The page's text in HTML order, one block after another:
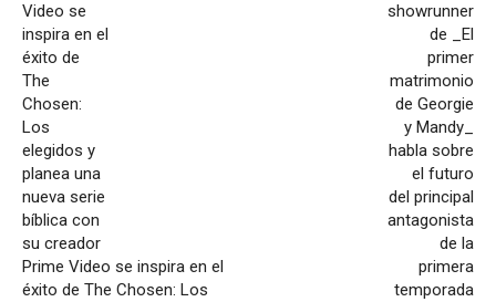
Prime Video se inspira en el
éxito de The Chosen: Los